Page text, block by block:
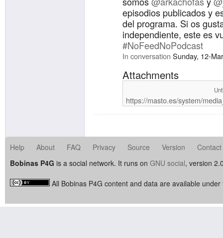
episodios publicados y
del programa. Si os
independiente, este es
#NoFeedNoPodcast
In conversation Sunday, 12-
Attachments
https://masto.es/system/
Help About FAQ Privacy Source Version
Contact
Bobinas P4G is a social network. It runs on GNU social, version
All Bobinas P4G content and data are available